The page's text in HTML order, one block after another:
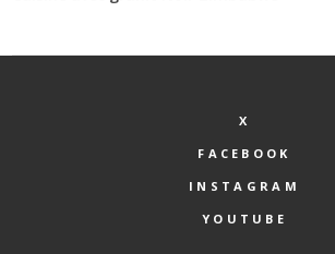
X
FACEBOOK
INSTAGRAM
YOUTUBE